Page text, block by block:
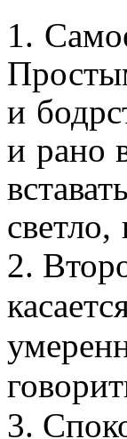
1.
и
и рано
светло,
2.
3.